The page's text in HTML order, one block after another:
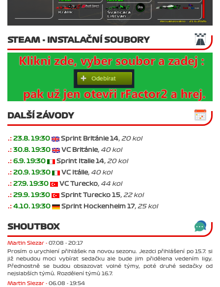
STEAM - INSTALAČNÍ SOUBORY
DALŠÍ ZÁVODY
.: 23.8. 19:30 Sprint Británie 14, 20 kol
.: 30.8. 19:30 VC Británie, 40 kol
.: 6.9. 19:30 Sprint Italie 14, 20 kol
.: 20.9. 19:30 VC Itálie, 40 kol
.: 27.9. 19:30 VC Turecko, 44 kol
.: 29.9. 19:30 Sprint Turecko 15, 22 kol
.: 4.10. 19:30 Sprint Hockenheim 17, 25 kol
SHOUTBOX
Martin Slezar - 07.08 - 20:17
Prosím o urychlení přihlášek na novou sezonu. Jezdci přihlášení po 15.7. si
již nebudou moci vybírat sedačku ale bude jim přidělena vedením ligy.
Přednostně se budou obsazovat volné týmy, poté druhé sedačky od
nejslabších týmů. Rozdělení týmů 16.7.
Martin Slezar - 06.08 - 19:54